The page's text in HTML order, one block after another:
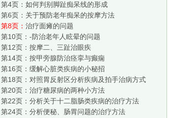
第4页： 如何判别脚趾痴呆线的形成
第6页： 关于预防老年痴呆的按摩方法
第8页： 治疗面瘫的问题
第10页： -防治老年人眩晕的问题
第12页： 按摩二、三趾治眼疾
第14页： 按甲旁腺防治痉挛与癫痫
第16页： 缓解心脏类疾病的小秘招
第18页： 对照胃反射区分析疾病及拍手治病方式
第20页： 治疗糖尿病的两种小方法
第22页： 分析关于十二脂肠类疾病的治疗方法
第24页： 分析便秘、肠胃问题的治疗方法